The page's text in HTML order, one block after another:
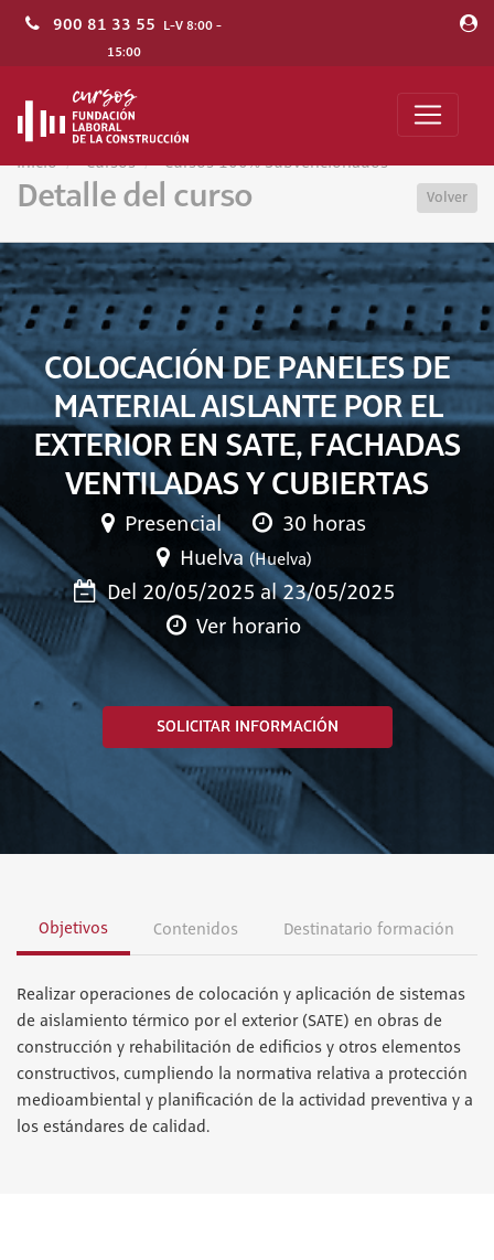
900 81 33 55 L-V 8:00 -
15:00
Inicio Cursos Cursos 100% Subvencionados
Detalle del curso Volver
COLOCACIÓN DE PANELES DE
MATERIAL AISLANTE POR EL
EXTERIOR EN SATE, FACHADAS
VENTILADAS Y CUBIERTAS
Presencial
30 horas
Huelva (Huelva)
Del 20/05/2025 al 23/05/2025
Ver horario
SOLICITAR INFORMACIÓN
Objetivos Contenidos Destinatario formación
Realizar operaciones de colocación y aplicación de sistemas
de aislamiento térmico por el exterior (SATE) en obras de
construcción y rehabilitación de edificios y otros elementos
constructivos, cumpliendo la normativa relativa a protección
medioambiental y planificación de la actividad preventiva y a
los estándares de calidad.